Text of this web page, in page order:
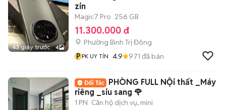
43 giây trước 4
zin
Magic7 Pro 256 GB
11.300.000 đ
Phường Bình Trị Đông
P PK UY TÍN 4.9 971 đã bán
PHÒNG FULL NỘi thất _Máy
riêng _siu sang 🌹
1 PN Căn hộ dịch vụ, mini